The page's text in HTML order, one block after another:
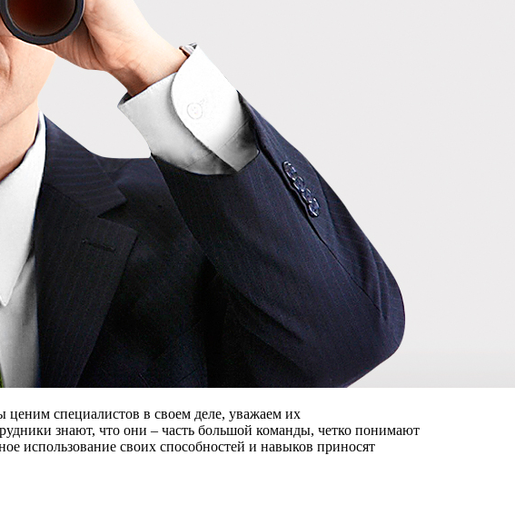
ценим специалистов в своем деле, уважаем их
знают, что они – часть большой команды, четко понимают
использование своих способностей и навыков приносят